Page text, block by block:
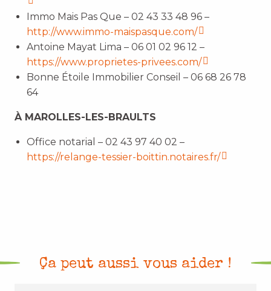
Immo Mais Pas Que – 02 43 33 48 96 –
http://www.immo-maispasque.com/
Antoine Mayat Lima – 06 01 02 96 12 –
https://www.proprietes-privees.com/
Bonne Étoile Immobilier Conseil – 06 68 26 78
64
À MAROLLES-LES-BRAULTS
Office notarial – 02 43 97 40 02 –
https://relange-tessier-boittin.notaires.fr/
Ça peut aussi vous aider !